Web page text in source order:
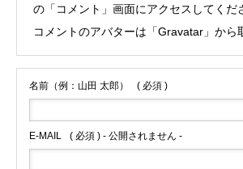
の「コメント」画面にアクセスしてくだ
コメントのアバターは「Gravatar 」から
名前（例：山田 太郎） ( 必須 )
E-MAIL ( 必須 ) - 公開されません -